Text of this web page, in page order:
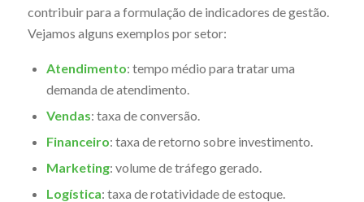
contribuir para a formulação de indicadores de gestão.
Vejamos alguns exemplos por setor:
Atendimento: tempo médio para tratar uma
demanda de atendimento.
Vendas: taxa de conversão.
Financeiro: taxa de retorno sobre investimento.
Marketing: volume de tráfego gerado.
Logística: taxa de rotatividade de estoque.